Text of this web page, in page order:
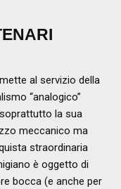
al servizio della
“analogico”
la sua
meccanico ma
straordinaria
è oggetto di
bocca (e anche per